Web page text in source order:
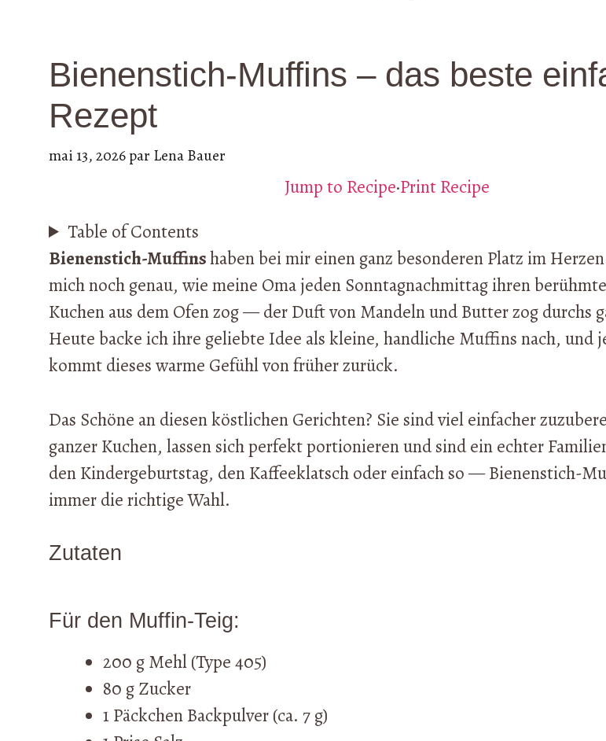
Bienenstich-Muffins – das beste
Rezept
mai 13, 2026par Lena Bauer
Jump to Recipe·Print Recipe
Table of Contents
Bienenstich-Muffinshaben bei mir einen ganz besonderen Platz im
mich noch genau, wie meine Oma jeden Sonntagnachmittag ihren
Kuchen aus dem Ofen zog — der Duft von Mandeln und Butter zog durchs
Heute backe ich ihre geliebte Idee als kleine, handliche Muffins nach, und
kommt dieses warme Gefühl von früher zurück.
Das Schöne an diesen köstlichen Gerichten? Sie sind viel einfacher
ganzer Kuchen, lassen sich perfekt portionieren und sind ein echter
den Kindergeburtstag, den Kaffeeklatsch oder einfach so — Bienenstich-
immer die richtige Wahl.
Zutaten
Für den Muffin-Teig:
200 g Mehl (Type 405)
80 g Zucker
1 Päckchen Backpulver (ca. 7 g)